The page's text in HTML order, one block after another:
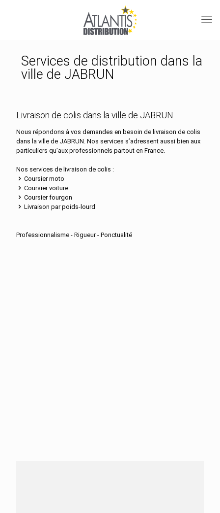
Services de distribution dans la
ville de JABRUN
Livraison de colis dans la ville de JABRUN
Nous répondons à vos demandes en besoin de livraison de colis
dans la ville de JABRUN. Nos services s’adressent aussi bien aux
particuliers qu’aux professionnels partout en France.
Nos services de livraison de colis :
Coursier moto
Coursier voiture
Coursier fourgon
Livraison par poids-lourd
Professionnalisme - Rigueur - Ponctualité